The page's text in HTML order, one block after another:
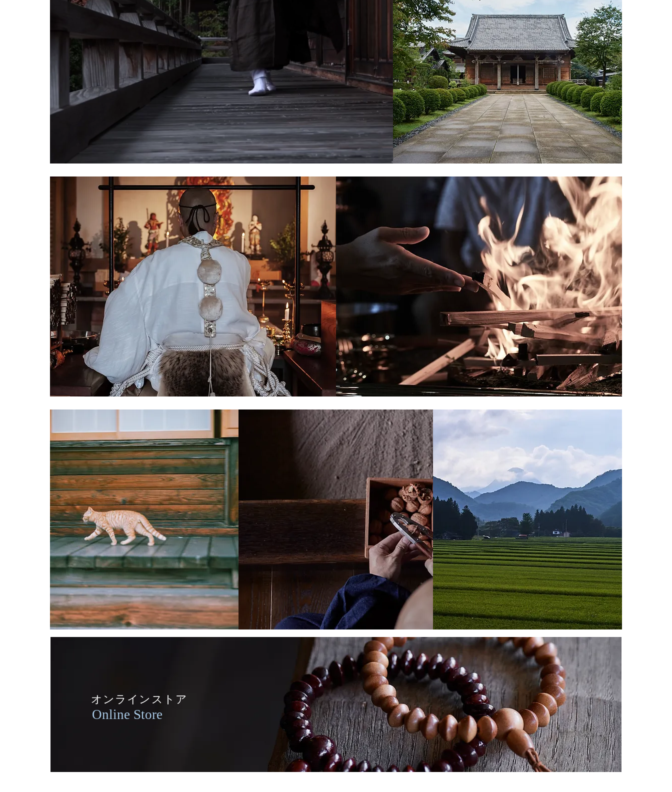
​大峯千日回峰行
1999年に成し遂げた大峯千日回峰行と
塩沼亮潤大阿闍梨の軌跡
RyoJun Shionuma
History & Sennichi Kaihogyo
慈眼寺
​Jigenji Temple
年間行事・御祈祷
ご参加いただける行事と
​特別祈祷のご案内
Events
Rituals & special viewings
​護摩木を投じて御祈祷する護摩修法
​参拝席のご予約はこちらから
Goma Shuho
お便り
慈眼寺よりお届けする四季のお便り
Letter
​窓
Philosophy
​交通
慈眼寺へお越しの方へ
Access
オンラインストア
Online Store